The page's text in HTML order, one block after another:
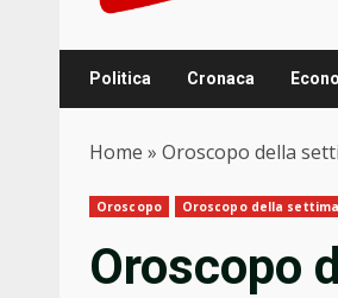
Politica Cronaca
Home » Oroscopo della
Oroscopo Oroscopo della
Oroscopo